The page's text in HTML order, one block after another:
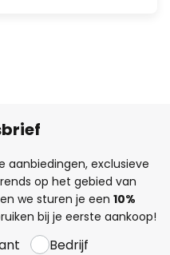
aanbiedingen, exclusieve
op het gebied van
we sturen je een 10%
bij je eerste aankoop!
Bedrijf